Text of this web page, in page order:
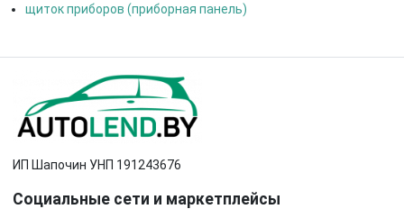
щиток приборов (приборная панель)
ИП Шапочин УНП 191243676
Социальные сети и маркетплейсы